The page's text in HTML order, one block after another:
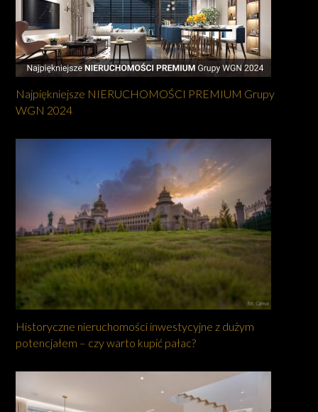
Najpiękniejsze NIERUCHOMOŚCI PREMIUM Grupy
WGN 2024
Historyczne nieruchomości inwestycyjne z dużym
potencjałem – czy warto kupić pałac?